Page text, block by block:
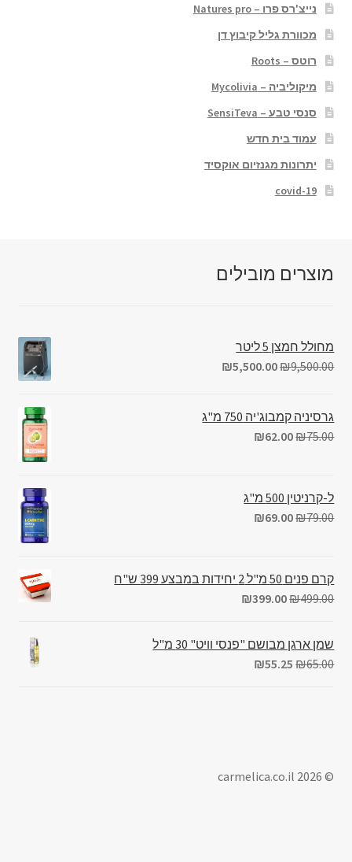
נייצ'רס פרו – Natures pro
מכוורת גליל קיבוץ דן
רוטס – Roots
מיקוליביה – Mycolivia
סנסי טבע – SensiTeva
עמוד בית חדש
יתרונות מגנזיום אוקסיד
covid-19
מוצרים מובילים
מחולל חמצן 5 ליטר
₪9,500.00
₪5,500.00
גרסיניה קמבוג'יה 750 מ"ג
₪75.00
₪62.00
ל-קרניטין 500 מ"ג
₪79.00
₪69.00
קרם פנים 50 מ"ל 2 יחידות במבצע 399 ש"ח
₪499.00
₪399.00
שמן ארגן מבושם "פנסי וויט" 30 מ"ל
₪65.00
₪55.25
© carmelica.co.il 2026